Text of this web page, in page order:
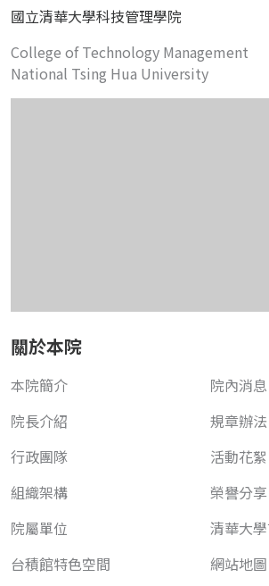
國立清華大學科技管理學院
College of Technology Management
National Tsing Hua University
關於本院
本院簡介
院長介紹
行政團隊
組織架構
院屬單位
台積館特色空間
院內消息
規章辦法
活動花絮
榮譽分享
清華大
網站地圖